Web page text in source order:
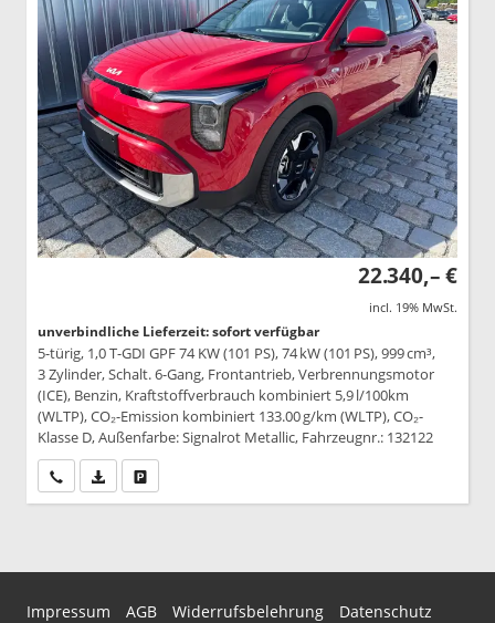
22.340,– €
incl. 19% MwSt.
unverbindliche Lieferzeit: sofort verfügbar
5-türig, 1,0 T-GDI GPF 74 KW (101 PS), 74 kW (101 PS), 999 cm³,
3 Zylinder, Schalt. 6-Gang, Frontantrieb, Verbrennungsmotor
(ICE), Benzin, Kraftstoffverbrauch kombiniert 5,9 l/100km
(WLTP), CO₂-Emission kombiniert 133.00 g/km (WLTP), CO₂-
Klasse D, Außenfarbe: Signalrot Metallic, Fahrzeugnr.: 132122
Wir rufen Sie anPDF-Datei, Fahrzeugexposé drucken
Impressum AGB Widerrufsbelehrung Datenschutz